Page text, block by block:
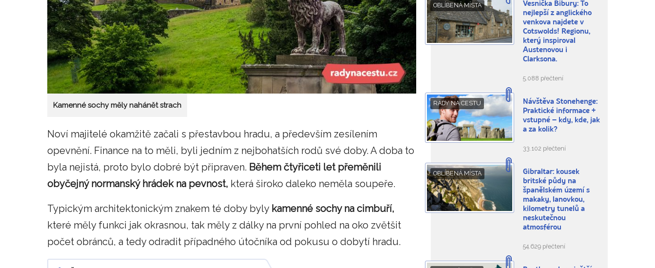
Kamenné sochy měly nahánět strach
Noví majitelé okamžitě začali s přestavbou hradu, a především zesílením
opevnění. Finance na to měli, byli jedním z nejbohatších rodů své doby. A doba to
byla nejistá, proto bylo dobré být připraven. Během čtyřiceti let přeměnili
obyčejný normanský hrádek na pevnost, která široko daleko neměla soupeře.
Typickým architektonickým znakem té doby byly kamenné sochy na cimbuří,
které měly funkci jak okrasnou, tak měly z dálky na první pohled na oko zvětšit
počet obránců, a tedy odradit případného útočníka od pokusu o dobytí hradu.
OBLÍBENÁ MÍSTA
Vesnička Bibury: To
nejlepší z anglického
venkova najdete v
Cotswolds! Regionu,
který inspiroval
Austenovou i
Clarksona.
5.088 přečtení
RADY NA CESTU
Návštěva Stonehenge:
Praktické informace +
vstupné – kdy, kde, jak
a za kolik?
33.102 přečtení
OBLÍBENÁ MÍSTA
Gibraltar: kousek
britské půdy na
španělském území s
makaky, lanovkou,
kilometry tunelů a
neskutečnou
atmosférou
54.629 přečtení